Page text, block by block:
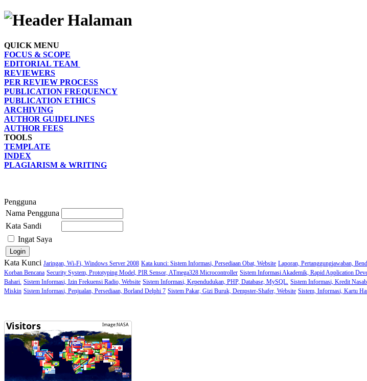
QUICK MENU
FOCUS & SCOPE
EDITORIAL TEAM
REVIEWERS
PER REVIEW PROCESS
PUBLICATION FREQUENCY
PUBLICATION ETHICS
ARCHIVING
AUTHOR GUIDELINES
AUTHOR FEES
TOOLS
TEMPLATE
INDEX
PLAGIARISM & WRITING
Pengguna
Nama Pengguna
Kata Sandi
Ingat Saya
Kata Kunci Jaringan, Wi-Fi, Windows Server 2008 Kata kunci: Sistem Informasi, Persediaan Obat, Website Laporan, Pertanggungjawaban,
Korban Bencana Security System, Prototyping Model, PIR Sensor, ATmega328 Microcontroller Sistem Informasi Akademik, Rapid Application
Bahari. Sistem Informasi, Izin Frekuensi Radio, Website Sistem Informasi, Kependudukan, PHP, Database, MySQL. Sistem Informasi, Kredit
Miskin Sistem Informasi, Penjualan, Persediaan, Borland Delphi 7 Sistem Pakar, Gizi Buruk, Dempster-Shafer, Website Sistem, Informasi, Kartu